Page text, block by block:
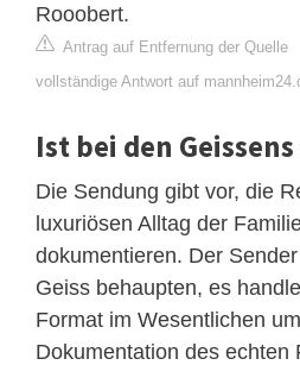
Rooobert.
Antrag auf Entfernung der Quelle
vollständige Antwort auf
Ist bei den
Die Sendung gibt vor, die
luxuriösen Alltag der
dokumentieren. Der
Geiss behaupten, es
Format im Wesentlichen
Dokumentation des echten